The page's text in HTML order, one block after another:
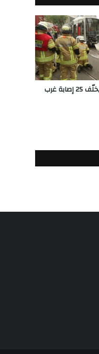
اصطدام ترام بآخر يخلّف 25 إصابة غرب